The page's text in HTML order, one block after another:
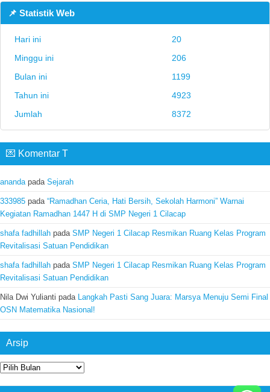
📌 Statistik Web
Hari ini
20
Minggu ini
206
Bulan ini
1199
Tahun ini
4923
Jumlah
8372
💌 Komentar T
ananda pada Sejarah
333985 pada “Ramadhan Ceria, Hati Bersih, Sekolah Harmoni” Warnai
Kegiatan Ramadhan 1447 H di SMP Negeri 1 Cilacap
shafa fadhillah pada SMP Negeri 1 Cilacap Resmikan Ruang Kelas Program
Revitalisasi Satuan Pendidikan
shafa fadhillah pada SMP Negeri 1 Cilacap Resmikan Ruang Kelas Program
Revitalisasi Satuan Pendidikan
Nila Dwi Yulianti pada
Langkah Pasti Sang Juara: Marsya Menuju Semi Final
OSN Matematika Nasional!
Arsip
Arsip